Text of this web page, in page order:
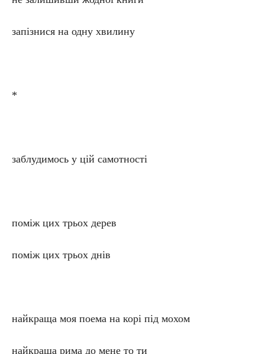
запізнися на одну хвилину
*
заблудимось у цій самотності
поміж цих трьох дерев
поміж цих трьох днів
найкраща моя поема на корі під мохом
найкраща рима до мене то ти